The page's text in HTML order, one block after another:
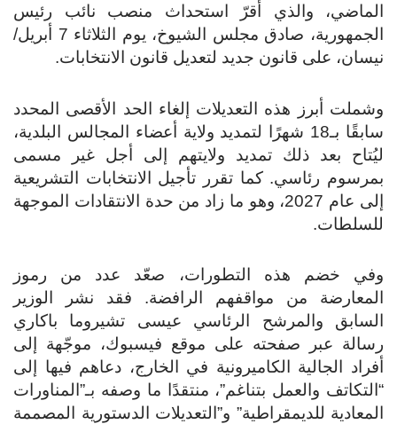
الماضي، والذي أقرّ استحداث منصب نائب رئيس
الجمهورية، صادق مجلس الشيوخ، يوم الثلاثاء 7 أبريل/
نيسان، على قانون جديد لتعديل قانون الانتخابات.
وشملت أبرز هذه التعديلات إلغاء الحد الأقصى المحدد
سابقًا بـ18 شهرًا لتمديد ولاية أعضاء المجالس البلدية،
ليُتاح بعد ذلك تمديد ولايتهم إلى أجل غير مسمى
بمرسوم رئاسي. كما تقرر تأجيل الانتخابات التشريعية
إلى عام 2027، وهو ما زاد من حدة الانتقادات الموجهة
للسلطات.
وفي خضم هذه التطورات، صعّد عدد من رموز
المعارضة من مواقفهم الرافضة. فقد نشر الوزير
السابق والمرشح الرئاسي عيسى تشيروما باكاري
رسالة عبر صفحته على موقع فيسبوك، موجّهة إلى
أفراد الجالية الكاميرونية في الخارج، دعاهم فيها إلى
“التكاتف والعمل بتناغم”، منتقدًا ما وصفه بـ”المناورات
المعادية للديمقراطية” و”التعديلات الدستورية المصممة